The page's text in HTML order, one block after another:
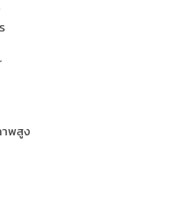
พสูง